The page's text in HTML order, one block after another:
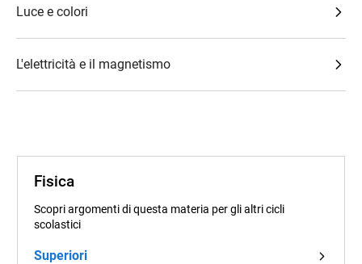
Luce e colori
L'elettricità e il magnetismo
Fisica
Scopri argomenti di questa materia per gli altri cicli
scolastici
Superiori